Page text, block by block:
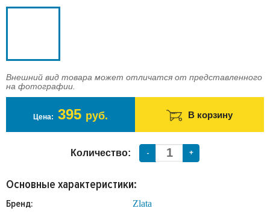
Внешний вид товара может отличатся от представленного
на фотографии.
Цена: 395 руб. В корзину
Количество: - +
Основные характеристики:
Бренд: Zlata